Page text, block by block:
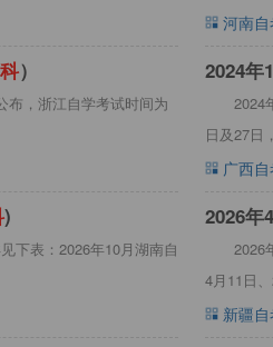
详细介绍
河南
科）
布，浙江自学考试时间为
2024年
2024
日及27日
广西
)
下表：2026年10月湖南自
2026年
2026
4月11日
新疆